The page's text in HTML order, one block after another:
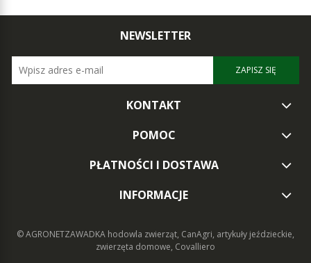
NEWSLETTER
ZAPISZ SIĘ
KONTAKT
POMOC
PŁATNOŚCI I DOSTAWA
INFORMACJE
© AGRONETZAWADKA hodowla zwierząt, CanAgri, artykuły jeździeckie,
zwierzęta domowe, Covalliero